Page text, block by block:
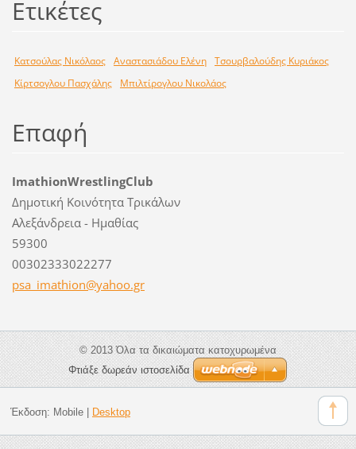
Ετικέτες
Κατσούλας Νικόλαος Αναστασιάδου Ελένη Τσουρβαλούδης Κυριάκος
Κίρτσογλου Πασχάλης
Μπιλτίρογλου Νικολάος
Επαφή
ImathionWrestlingClub
Δημοτική Κοινότητα Τρικάλων
Αλεξάνδρεια - Ημαθίας
59300
00302333022277
psa_imathion@yahoo.gr
© 2013 Όλα τα δικαιώματα κατοχυρωμένα
Φτιάξε δωρεάν ιστοσελίδα
Έκδοση: Mobile| Desktop